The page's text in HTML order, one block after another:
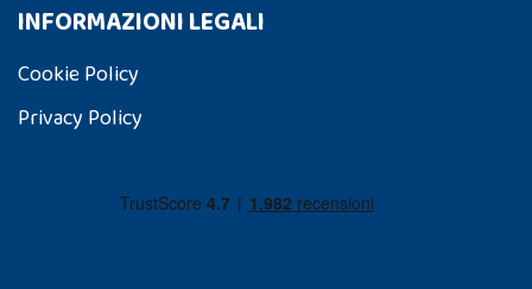
INFORMAZIONI LEGALI
Cookie Policy
Privacy Policy